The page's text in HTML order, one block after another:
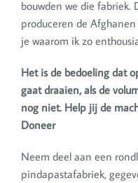
bouwden we die
produceren de
je waarom ik zo
Het is de bedoeling dat
gaat draaien, als de
nog niet. Help jij de
Doneer
Neem deel aan een
pindapastafabriek,